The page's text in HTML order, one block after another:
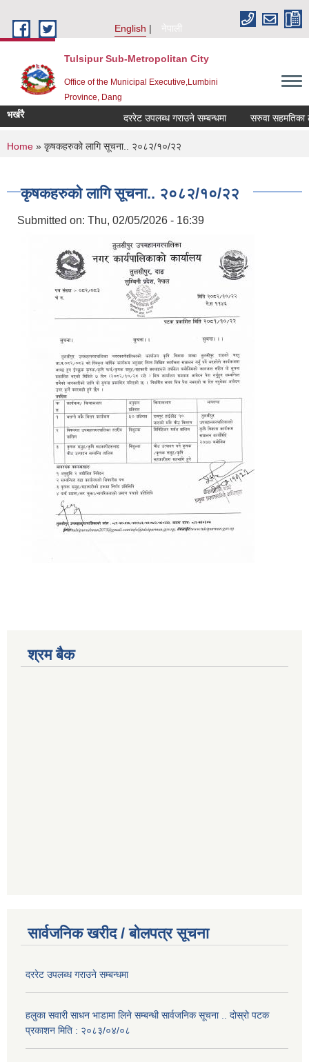
English
नेपाली
Tulsipur Sub-Metropolitan City
Office of the Municipal Executive,Lumbini
Province, Dang
भर्खरै दररेट उपलब्ध गराउने सम्बन्धमा सरुवा सहमतिका
You are here
Home » कृषकहरुको लागि सूचना.. २०८२/१०/२२
कृषकहरुको लागि सूचना.. २०८२/१०/२२
Submitted on: Thu, 02/05/2026 - 16:39
श्रम बैक
सार्वजनिक खरीद / बोलपत्र सूचना
दररेट उपलब्ध गराउने सम्बन्धमा
हलुका सवारी साधन भाडामा लिने सम्बन्धी सार्वजनिक सूचना .. दोस्रो पटक
प्रकाशन मिति : २०८३/०४/०८